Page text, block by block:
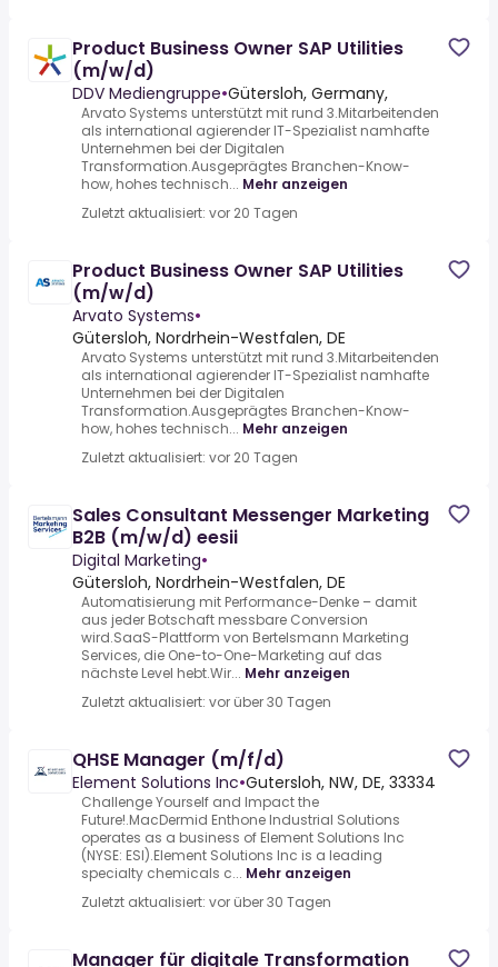
Product Business Owner SAP Utilities
(m/w/d)
DDV Mediengruppe•Gütersloh, Germany,
Arvato Systems unterstützt mit rund 3.Mitarbeitenden
als international agierender IT-Spezialist namhafte
Unternehmen bei der Digitalen
Transformation.Ausgeprägtes Branchen-Know-
how, hohes technisch... Mehr anzeigen
Zuletzt aktualisiert: vor 20 Tagen
Product Business Owner SAP Utilities
(m/w/d)
Arvato Systems•
Gütersloh, Nordrhein-Westfalen, DE
Arvato Systems unterstützt mit rund 3.Mitarbeitenden
als international agierender IT-Spezialist namhafte
Unternehmen bei der Digitalen
Transformation.Ausgeprägtes Branchen-Know-
how, hohes technisch... Mehr anzeigen
Zuletzt aktualisiert: vor 20 Tagen
Sales Consultant Messenger Marketing
B2B (m/w/d) eesii
Digital Marketing•
Gütersloh, Nordrhein-Westfalen, DE
Automatisierung mit Performance-Denke – damit
aus jeder Botschaft messbare Conversion
wird.SaaS-Plattform von Bertelsmann Marketing
Services, die One-to-One-Marketing auf das
nächste Level hebt.Wir... Mehr anzeigen
Zuletzt aktualisiert: vor über 30 Tagen
QHSE Manager (m/f/d)
Element Solutions Inc•Gutersloh, NW, DE, 33334
Challenge Yourself and Impact the
Future!.MacDermid Enthone Industrial Solutions
operates as a business of Element Solutions Inc
(NYSE: ESI).Element Solutions Inc is a leading
specialty chemicals c... Mehr anzeigen
Zuletzt aktualisiert: vor über 30 Tagen
Manager für digitale Transformation